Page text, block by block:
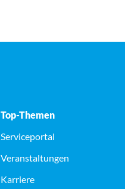
Top-Themen
Serviceportal
Veranstaltungen
Karriere